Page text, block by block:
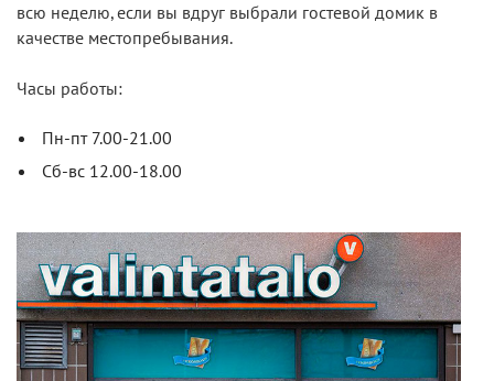
всю неделю, если вы вдруг выбрали гостевой домик в
качестве местопребывания.
Часы работы:
Пн-пт 7.00-21.00
Сб-вс 12.00-18.00